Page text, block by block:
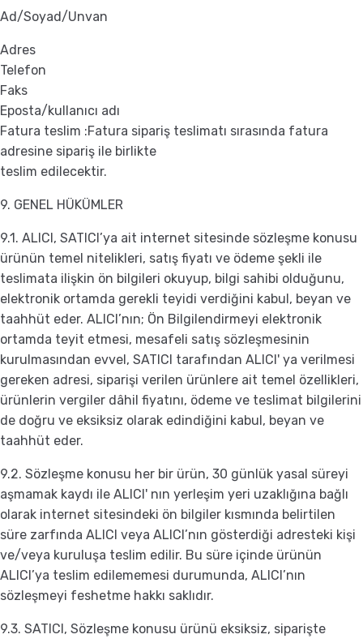
Ad/Soyad/Unvan
Adres
Telefon
Faks
Eposta/kullanıcı adı
Fatura teslim :Fatura sipariş teslimatı sırasında fatura
adresine sipariş ile birlikte
teslim edilecektir.
9. GENEL HÜKÜMLER
9.1. ALICI, SATICI’ya ait internet sitesinde sözleşme konusu
ürünün temel nitelikleri, satış fiyatı ve ödeme şekli ile
teslimata ilişkin ön bilgileri okuyup, bilgi sahibi olduğunu,
elektronik ortamda gerekli teyidi verdiğini kabul, beyan ve
taahhüt eder. ALICI’nın; Ön Bilgilendirmeyi elektronik
ortamda teyit etmesi, mesafeli satış sözleşmesinin
kurulmasından evvel, SATICI tarafından ALICI' ya verilmesi
gereken adresi, siparişi verilen ürünlere ait temel özellikleri,
ürünlerin vergiler dâhil fiyatını, ödeme ve teslimat bilgilerini
de doğru ve eksiksiz olarak edindiğini kabul, beyan ve
taahhüt eder.
9.2. Sözleşme konusu her bir ürün, 30 günlük yasal süreyi
aşmamak kaydı ile ALICI' nın yerleşim yeri uzaklığına bağlı
olarak internet sitesindeki ön bilgiler kısmında belirtilen
süre zarfında ALICI veya ALICI’nın gösterdiği adresteki kişi
ve/veya kuruluşa teslim edilir. Bu süre içinde ürünün
ALICI’ya teslim edilememesi durumunda, ALICI’nın
sözleşmeyi feshetme hakkı saklıdır.
9.3. SATICI, Sözleşme konusu ürünü eksiksiz, siparişte